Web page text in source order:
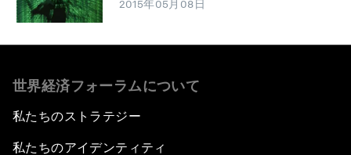
2015年05月08日
世界経済フォーラムについて
私たちのストラテジー
私たちのアイデンティティ